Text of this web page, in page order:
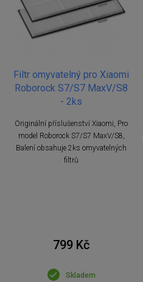
Filtr omyvatelný pro Xiaomi
Roborock S7/S7 MaxV/S8
- 2ks
Originální příslušenství Xiaomi, Pro
model Roborock S7/S7 MaxV/S8,
Balení obsahuje 2ks omyvatelných
filtrů
799 Kč
Skladem